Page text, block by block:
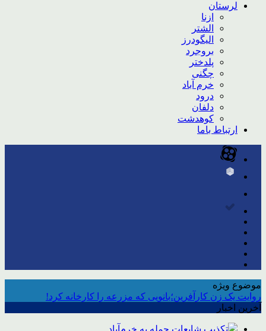
لرستان
ازنا
الشتر
الیگودرز
بروجرد
پلدختر
چگنی
خرم آباد
درود
دلفان
کوهدشت
ارتباط باما
موضوع ویژه
روایت یک زن کارآفرین؛بانویی که مزرعه را کارخانه کرد!
آخرین اخبار
تکذیب شایعات حمله به خرم‌آباد